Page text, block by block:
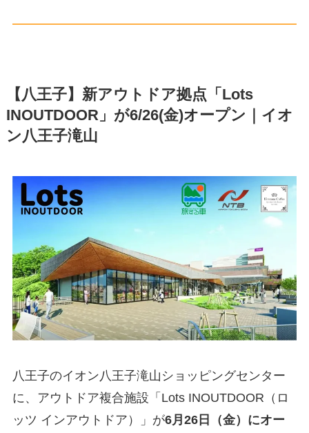
【八王子】新アウトドア拠点「Lots
INOUTDOOR」が6/26(金)オープン｜イオ
ン八王子滝山
八王子のイオン八王子滝山ショッピングセンター
に、アウトドア複合施設「Lots INOUTDOOR（ロ
ッツ インアウトドア）」が6月26日（金）にオー